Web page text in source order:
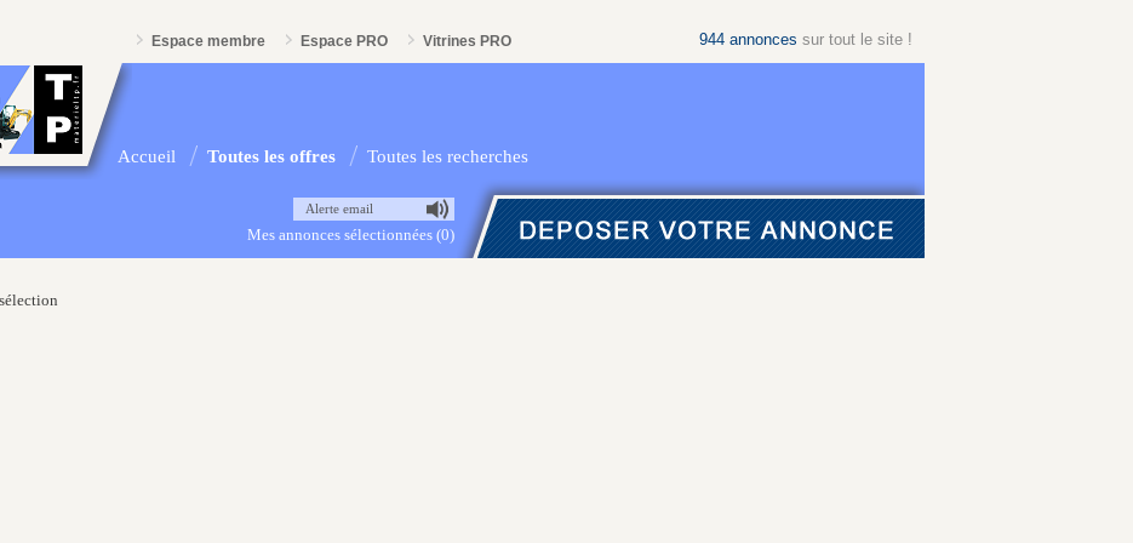
Espace membre Espace PRO Vitrines PRO 944 annonces sur tout le site !
Accueil Toutes les offres Toutes les recherches
Alerte email
Mes annonces sélectionnées (0)